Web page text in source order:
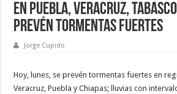
En Puebla, Veracruz,
prevén tormentas fuertes
Jorge Cupido
Hoy, lunes, se prevén tormentas fuertes en
Veracruz, Puebla y Chiapas; lluvias con